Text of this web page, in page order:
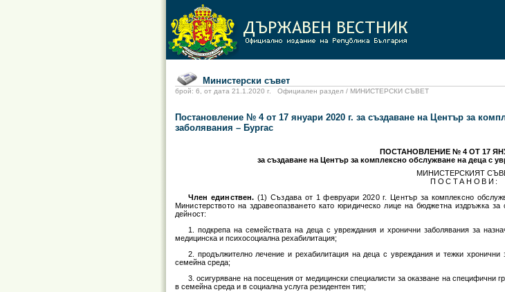
Министерски съвет
брой: 6, от дата 21.1.2020 г. Официален раздел / МИНИСТЕРСКИ СЪВЕТ
Постановление № 4 от 17 януари 2020 г. за създаване на Център за
заболявания – Бургас
ПОСТАНОВЛЕНИЕ № 4 ОТ 17
за създаване на Център за комплексно обслужване на деца с
МИНИСТЕРСКИЯТ
ПОСТАНОВИ:
Член единствен. (1) Създава от 1 февруари 2020 г. Център за комплексно
Министерството на здравеопазването като юридическо лице на бюджетна издръжка
дейност:
1. подкрепа на семействата на деца с увреждания и хронични заболявания за
медицинска и психосоциална рехабилитация;
2. продължително лечение и рехабилитация на деца с увреждания и тежки
семейна среда;
3. осигуряване на посещения от медицински специалисти за оказване на специфични
в семейна среда и в социална услуга резидентен тип;